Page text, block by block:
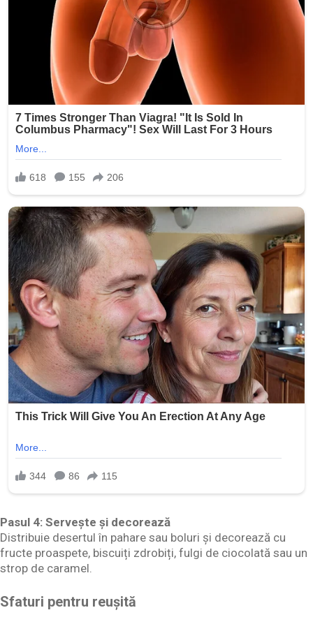
Pasul 4: Servește și decorează
Distribuie desertul în pahare sau boluri și decorează cu
fructe proaspete, biscuiți zdrobiți, fulgi de ciocolată sau un
strop de caramel.
Sfaturi pentru reușită